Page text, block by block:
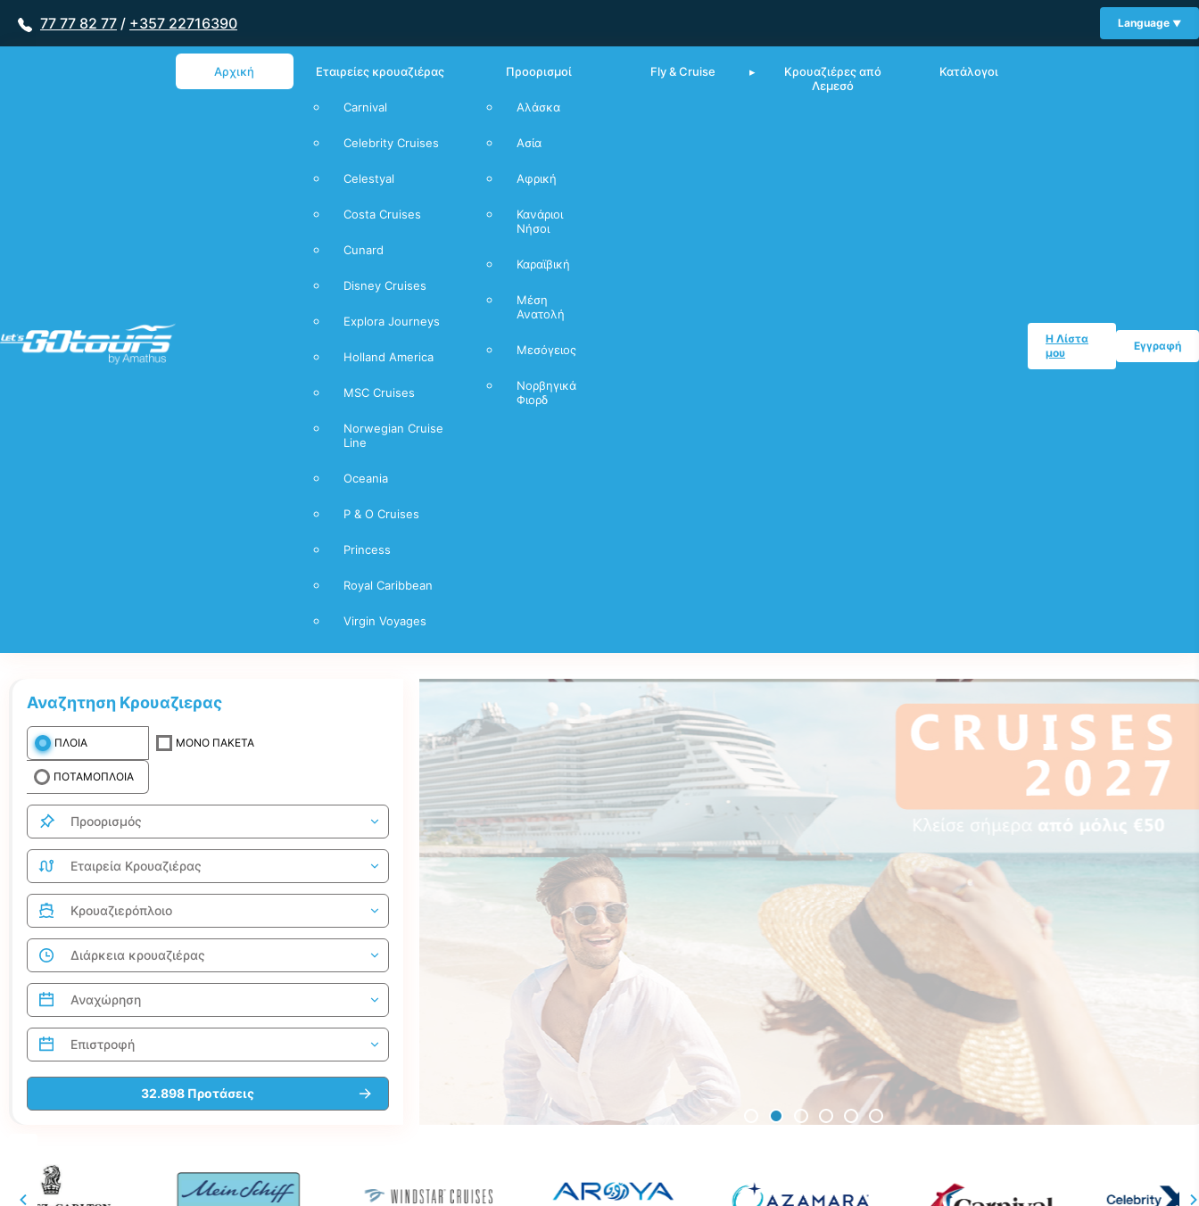
77 77 82 77 / +357 22716390 Language
Αρχική Εταιρείες κρουαζιέρας
Carnival
Celebrity Cruises
Celestyal
Costa Cruises
Cunard
Disney Cruises
Explora Journeys
Holland America
MSC Cruises
Norwegian Cruise
Line
Oceania
P & O Cruises
Princess
Royal Caribbean
Virgin Voyages
Προορισμοί
Αλάσκα
Ασία
Αφρική
Κανάριοι
Νήσοι
Καραϊβική
Μέση
Ανατολή
Μεσόγειος
Νορβηγικά
Φιορδ
Fly & Cruise
Κρουαζιέρες από
Λεμεσό
Κατάλογοι
Η Λίστα
μου
Εγγραφή
Αναζητηση Κρουαζιερας
ΠΛΟΙΑ
ΠΟΤΑΜΟΠΛΟΙΑ
ΜΟΝΟ ΠΑΚΕΤΑ